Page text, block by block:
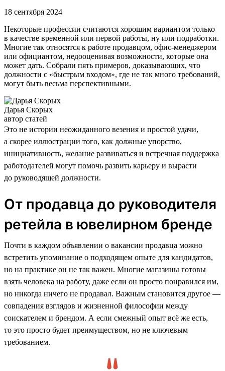
18 сентября 2024
Некоторые профессии считаются хорошим вариантом только
в качестве временной или первой работы, ну или подработки.
Многие так относятся к работе продавцом, офис-менеджером
или официантом, недооценивая возможности, которые она
может дать. Собрали пять примеров, доказывающих, что
должности с «быстрым входом», где не так много требований,
могут быть весьма перспективными.
Дарья Скорых
автор статей
Это не истории неожиданного везения и простой удачи,
а скорее иллюстрации того, как должные упорство,
инициативность, желание развиваться и встречная поддержка
работодателей могут помочь развить карьеру и вырасти
до руководящей должности.
От продавца до руководителя
ретейла в ювелирном бренде
Почти в каждом объявлении о вакансии продавца можно
встретить упоминание о подходящем опыте для кандидатов,
но на практике он не так важен. Многие магазины готовы
взять человека на работу, даже если он просто понравился им,
но никогда ничего не продавал. Важным становится другое —
совпадения взглядов и жизненной философии между
соискателем и брендом. А если смежный опыт всё же есть,
то это просто будет преимуществом, но не ключевым
требованием.